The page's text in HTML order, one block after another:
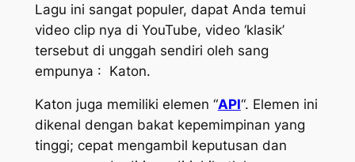
Lagu ini sangat populer, dapat Anda temui
video clip nya di YouTube, video ‘klasik’
tersebut di unggah sendiri oleh sang
empunya : Katon.
Katon juga memiliki elemen “API“. Elemen ini
dikenal dengan bakat kepemimpinan yang
tinggi; cepat mengambil keputusan dan